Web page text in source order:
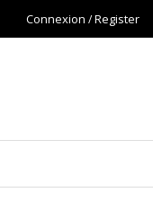
Connexion Register